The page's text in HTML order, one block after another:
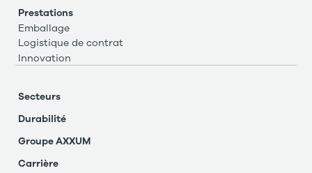
Prestations
Emballage
Logistique de contrat
Innovation
Secteurs
Durabilité
Groupe AXXUM
Carrière